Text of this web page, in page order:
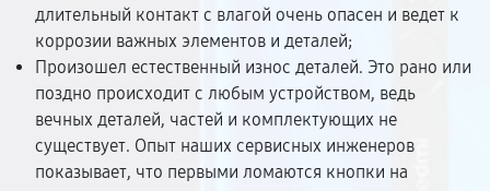
длительный контакт с влагой очень опасен и ведет к
коррозии важных элементов и деталей;
Произошел естественный износ деталей. Это рано или
поздно происходит с любым устройством, ведь
вечных деталей, частей и комплектующих не
существует. Опыт наших сервисных инженеров
показывает, что первыми ломаются кнопки на